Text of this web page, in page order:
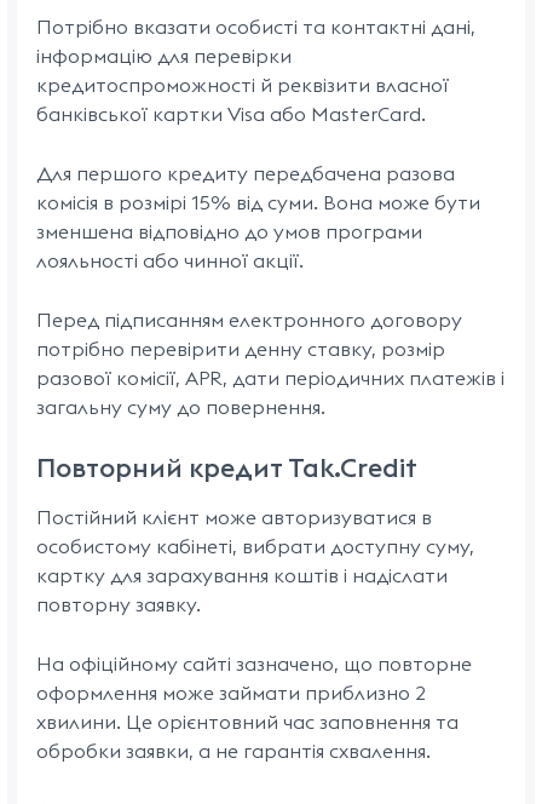
Потрібно вказати особисті та контактні дані,
інформацію для перевірки
кредитоспроможності й реквізити власної
банківської картки Visa або MasterCard.
Для першого кредиту передбачена разова
комісія в розмірі 15% від суми. Вона може бути
зменшена відповідно до умов програми
лояльності або чинної акції.
Перед підписанням електронного договору
потрібно перевірити денну ставку, розмір
разової комісії, APR, дати періодичних платежів і
загальну суму до повернення.
Повторний кредит Tak.Credit
Постійний клієнт може авторизуватися в
особистому кабінеті, вибрати доступну суму,
картку для зарахування коштів і надіслати
повторну заявку.
На офіційному сайті зазначено, що повторне
оформлення може займати приблизно 2
хвилини. Це орієнтовний час заповнення та
обробки заявки, а не гарантія схвалення.